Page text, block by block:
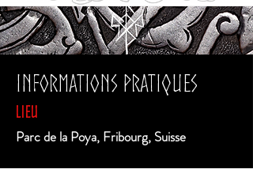
Informations pratiques
Lieu
Parc de la Poya, Fribourg, Suisse